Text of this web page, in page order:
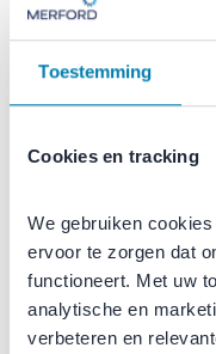
Toestemming
Cookies en tracking
We gebruiken
ervoor te zorgen dat
functioneert. Met uw
analytische en
verbeteren en